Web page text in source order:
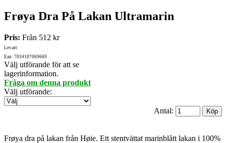
Frøya Dra På Lakan Ultramarin
Pris: Från 512 kr
Lev.art:
Ean: 7034187069669
Välj utförande för att se
lagerinformation.
Fråga om denna produkt
Välj utförande:
Antal:
Frøya dra på lakan från Høie. Ett stentvättat marinblått lakan i 100%